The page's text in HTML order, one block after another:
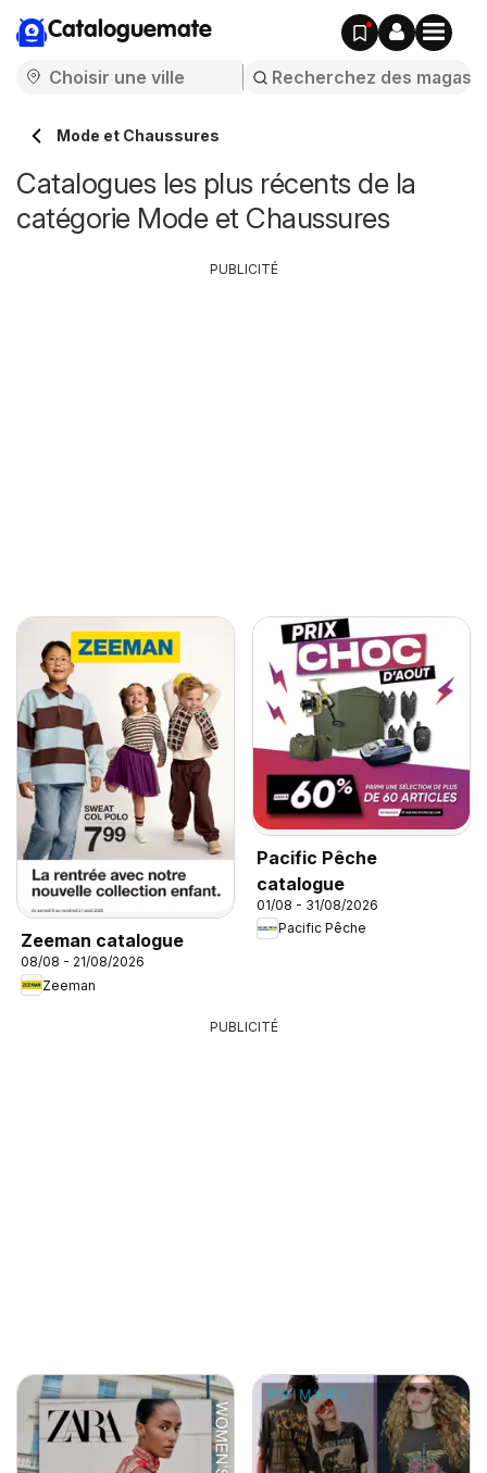
Cataloguemate
Mode et Chaussures
Catalogues les plus récents de la
catégorie Mode et Chaussures
Zeeman catalogue
08/08 - 21/08/2026
Zeeman
Pacific Pêche
catalogue
01/08 - 31/08/2026
Pacific Pêche
PUBLICITÉ
PUBLICITÉ